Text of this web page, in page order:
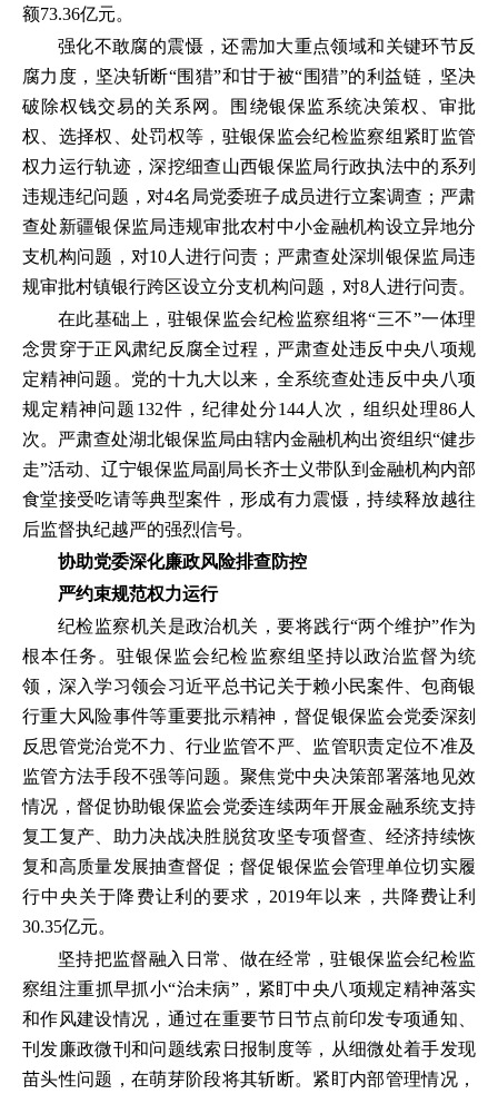
额73.36亿元。
强化不敢腐的震慑，还需加大重点领域和关键环节反
腐力度，坚决斩断“围猎”和甘于被“围猎”的利益链，坚决
破除权钱交易的关系网。围绕银保监系统决策权、审批
权、选择权、处罚权等，驻银保监会纪检监察组紧盯监管
权力运行轨迹，深挖细查山西银保监局行政执法中的系列
违规违纪问题，对4名局党委班子成员进行立案调查；严肃
查处新疆银保监局违规审批农村中小金融机构设立异地分
支机构问题，对10人进行问责；严肃查处深圳银保监局违
规审批村镇银行跨区设立分支机构问题，对8人进行问责。
在此基础上，驻银保监会纪检监察组将“三不”一体理
念贯穿于正风肃纪反腐全过程，严肃查处违反中央八项规
定精神问题。党的十九大以来，全系统查处违反中央八项
规定精神问题132件，纪律处分144人次，组织处理86人
次。严肃查处湖北银保监局由辖内金融机构出资组织“健步
走”活动、辽宁银保监局副局长齐士义带队到金融机构内部
食堂接受吃请等典型案件，形成有力震慑，持续释放越往
后监督执纪越严的强烈信号。
协助党委深化廉政风险排查防控
严约束规范权力运行
纪检监察机关是政治机关，要将践行“两个维护”作为
根本任务。驻银保监会纪检监察组坚持以政治监督为统
领，深入学习领会习近平总书记关于赖小民案件、包商银
行重大风险事件等重要批示精神，督促银保监会党委深刻
反思管党治党不力、行业监管不严、监管职责定位不准及
监管方法手段不强等问题。聚焦党中央决策部署落地见效
情况，督促协助银保监会党委连续两年开展金融系统支持
复工复产、助力决战决胜脱贫攻坚专项督查、经济持续恢
复和高质量发展抽查督促；督促银保监会管理单位切实履
行中央关于降费让利的要求，2019年以来，共降费让利
30.35亿元。
坚持把监督融入日常、做在经常，驻银保监会纪检监
察组注重抓早抓小“治未病”，紧盯中央八项规定精神落实
和作风建设情况，通过在重要节日节点前印发专项通知、
刊发廉政微刊和问题线索日报制度等，从细微处着手发现
苗头性问题，在萌芽阶段将其斩断。紧盯内部管理情况，